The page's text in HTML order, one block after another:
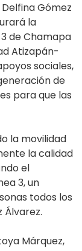
Gómez
la
de Chamapa
Atizapán-
sociales,
de
para que las
la movilidad
la calidad
el
3, un
todos los
Álvarez.
Márquez,